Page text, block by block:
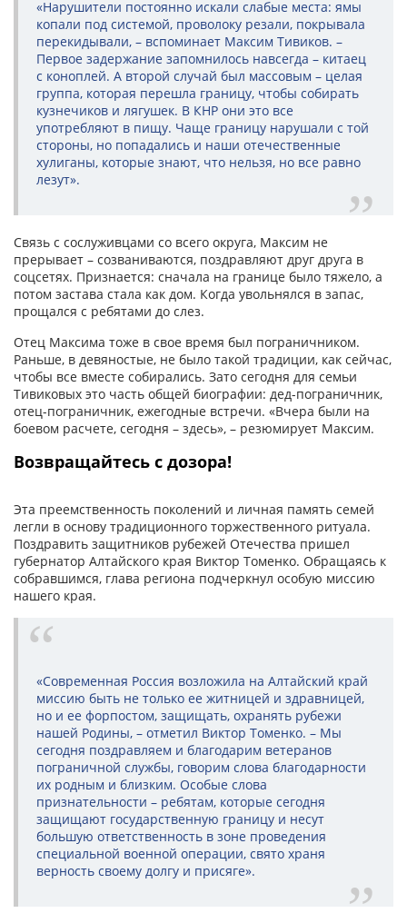
«Нарушители постоянно искали слабые места: ямы
копали под системой, проволоку резали, покрывала
перекидывали, – вспоминает Максим Тивиков. –
Первое задержание запомнилось навсегда – китаец
с коноплей. А второй случай был массовым – целая
группа, которая перешла границу, чтобы собирать
кузнечиков и лягушек. В КНР они это все
употребляют в пищу. Чаще границу нарушали с той
стороны, но попадались и наши отечественные
хулиганы, которые знают, что нельзя, но все равно
лезут».
Связь с сослуживцами со всего округа, Максим не
прерывает – созваниваются, поздравляют друг друга в
соцсетях. Признается: сначала на границе было тяжело, а
потом застава стала как дом. Когда увольнялся в запас,
прощался с ребятами до слез.
Отец Максима тоже в свое время был пограничником.
Раньше, в девяностые, не было такой традиции, как сейчас,
чтобы все вместе собирались. Зато сегодня для семьи
Тивиковых это часть общей биографии: дед-пограничник,
отец-пограничник, ежегодные встречи. «Вчера были на
боевом расчете, сегодня – здесь», – резюмирует Максим.
Возвращайтесь с дозора!
Эта преемственность поколений и личная память семей
легли в основу традиционного торжественного ритуала.
Поздравить защитников рубежей Отечества пришел
губернатор Алтайского края Виктор Томенко. Обращаясь к
собравшимся, глава региона подчеркнул особую миссию
нашего края.
«Современная Россия возложила на Алтайский край
миссию быть не только ее житницей и здравницей,
но и ее форпостом, защищать, охранять рубежи
нашей Родины, – отметил Виктор Томенко. – Мы
сегодня поздравляем и благодарим ветеранов
пограничной службы, говорим слова благодарности
их родным и близким. Особые слова
признательности – ребятам, которые сегодня
защищают государственную границу и несут
большую ответственность в зоне проведения
специальной военной операции, свято храня
верность своему долгу и присяге».